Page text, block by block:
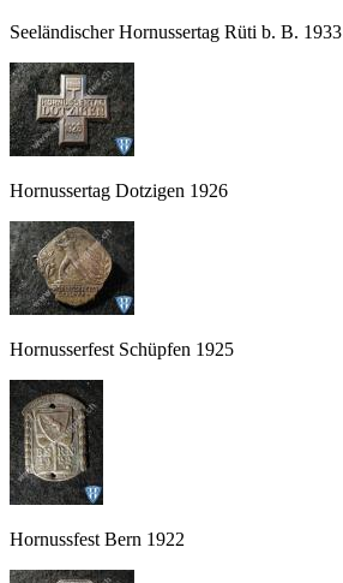
Seeländischer Hornussertag Rüti b. B. 1933
Hornussertag Dotzigen 1926
Hornusserfest Schüpfen 1925
Hornussfest Bern 1922